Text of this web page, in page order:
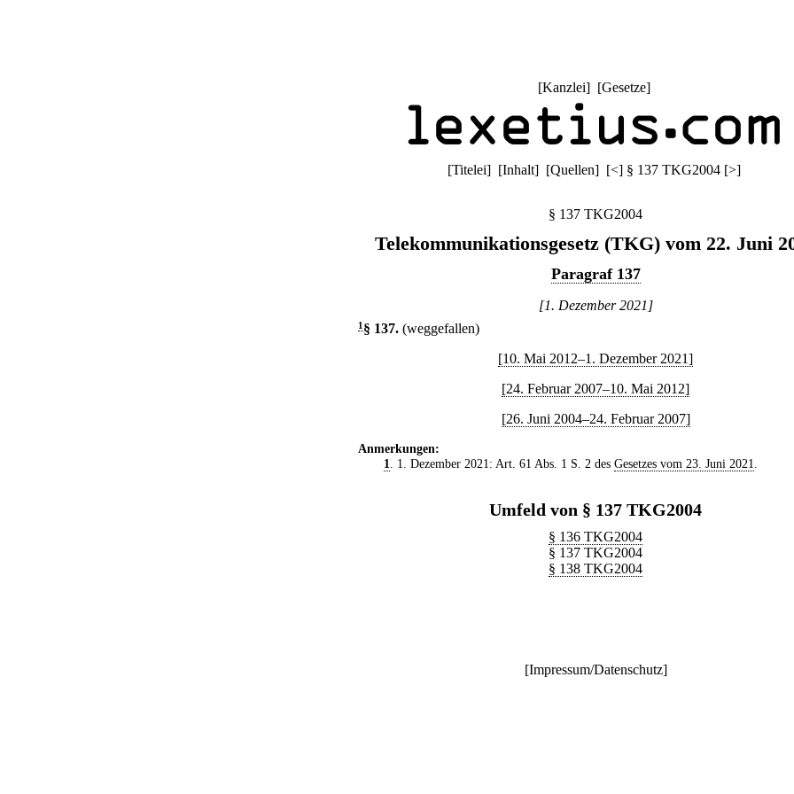
[Kanzlei] [Gesetze]
[Titelei] [Inhalt] [Quellen] [<] § 137 TKG2004 [>]
§ 137 TKG2004
Telekommunikationsgesetz (TKG) vom 22. Juni
Paragraf 137
[1. Dezember 2021]
1 § 137. (weggefallen)
[10. Mai 2012–1. Dezember 2021]
[24. Februar 2007–10. Mai 2012]
[26. Juni 2004–24. Februar 2007]
Anmerkungen:
1
. 1. Dezember 2021: Art. 61 Abs. 1 S. 2 des Gesetzes vom 23. Juni 2021
Umfeld von § 137 TKG2004
§ 136 TKG2004
§ 137 TKG2004
§ 138 TKG2004
[Impressum/Datenschutz]